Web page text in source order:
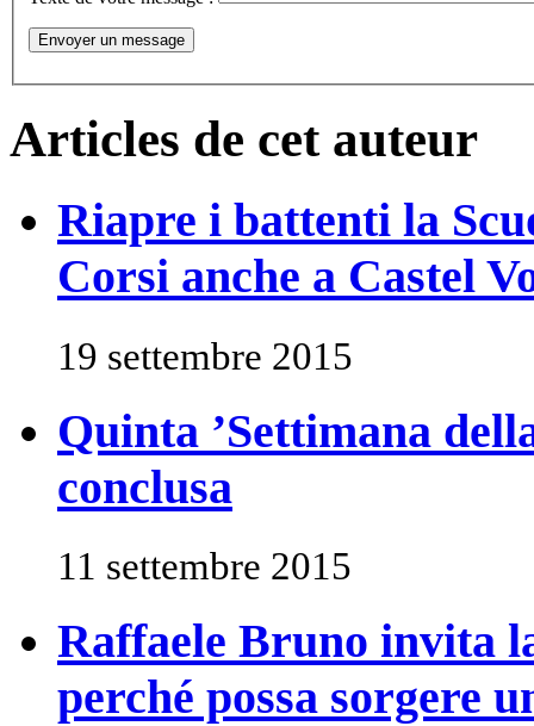
Articles de cet auteur
Riapre i battenti la
Corsi anche a Castel
19 settembre 2015
Quinta ’Settimana
conclusa
11 settembre 2015
Raffaele Bruno invita
perché possa sorgere